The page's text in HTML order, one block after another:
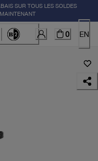
SUR TOUS LES SOLDES
0 EN